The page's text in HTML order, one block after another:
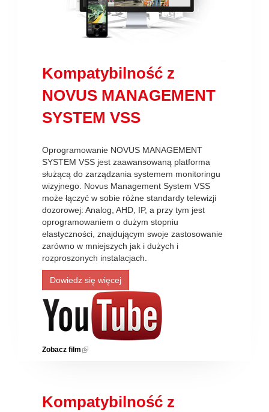
Kompatybilność z
NOVUS MANAGEMENT
SYSTEM VSS
Oprogramowanie NOVUS MANAGEMENT
SYSTEM VSS jest zaawansowaną platforma
służącą do zarządzania systemem monitoringu
wizyjnego. Novus Management System VSS
może łączyć w sobie różne standardy telewizji
dozorowej: Analog, AHD, IP, a przy tym jest
oprogramowaniem o dużym stopniu
elastyczności, znajdującym swoje zastosowanie
zarówno w mniejszych jak i dużych i
rozproszonych instalacjach.
Dowiedz się więcej
Zobacz film (link is external)
Kompatybilność z